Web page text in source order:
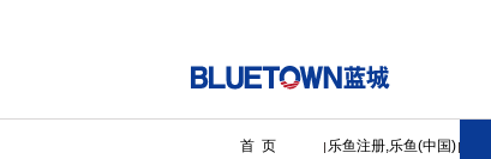
首 页 乐鱼注册,乐鱼(中国)